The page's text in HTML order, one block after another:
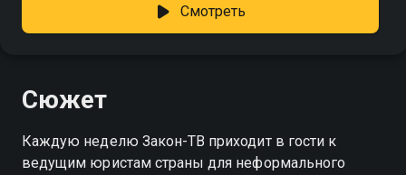
Смотреть
Сюжет
Каждую неделю Закон-ТВ приходит в гости к
ведущим юристам страны для неформального